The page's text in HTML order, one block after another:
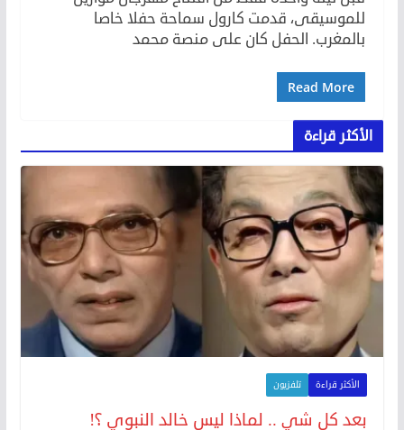
للموسيقى، قدمت كارول سماحة حفلا خاصا
بالمغرب. الحفل كان على منصة محمد
Read More
الأكثر قراءة
الأكثر قراءة تلفزيون
بعد كل شي .. لماذا ليس خالد النبوي ؟!